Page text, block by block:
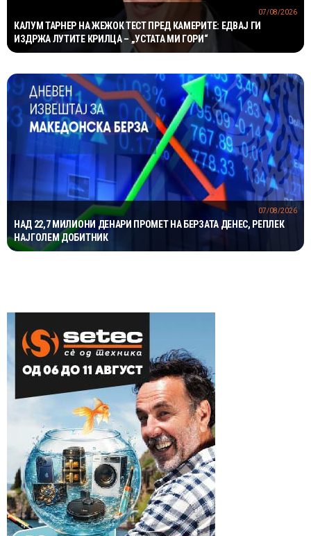
КАЛУМ ТАРНЕР НА ЖЕЖОК ТЕСТ ПРЕД КАМЕРИТЕ: ЕДВАЈ ГИ
ИЗДРЖА ЛУТИТЕ КРИЛЦА – „УСТАТА МИ ГОРИ“
07/08/2026
НАД 22,7 МИЛИОНИ ДЕНАРИ ПРОМЕТ НА БЕРЗАТА ДЕНЕС, РЕПЛЕК
НАЈГОЛЕМ ДОБИТНИК
07/08/2026